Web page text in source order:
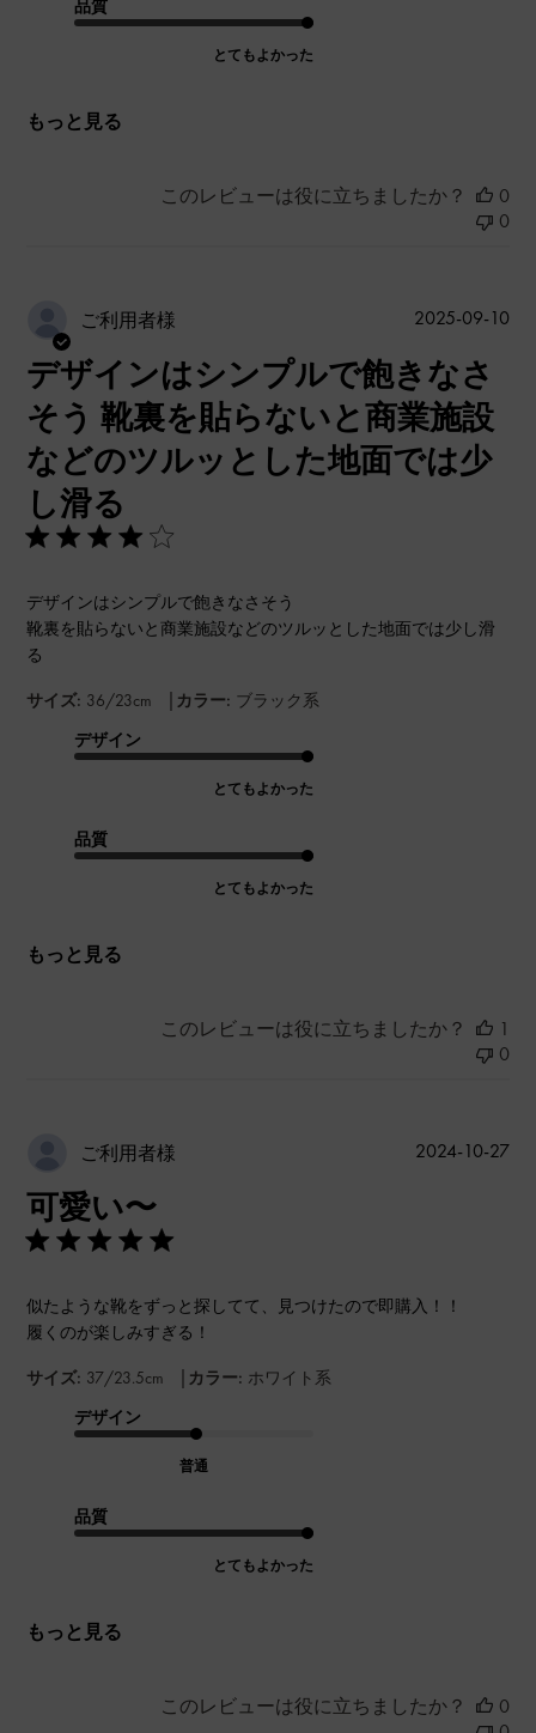
品質
とてもよかった
もっと見る
このレビューは役に立ちましたか？
0
0
ご利用者様
デザインはシンプルで飽きなさ
そう 靴裏を貼らないと商業施設
などのツルッとした地面では少
し滑る
デザインはシンプルで飽きなさそう
靴裏を貼らないと商業施設などのツルッとした地面では少し滑
る
サイズ: 36/23cm | カラー: ブラック系
デザイン
とてもよかった
品質
とてもよかった
もっと見る
公
2025-09-10
このレビューは役に立ちましたか？
1
0
ご利用者様
可愛い〜
似たような靴をずっと探してて、見つけたので即購入！！
履くのが楽しみすぎる！
サイズ: 37/23.5cm | カラー: ホワイト系
デザイン
普通
品質
とてもよかった
もっと見る
公
2024-10-27
このレビューは役に立ちましたか？
0